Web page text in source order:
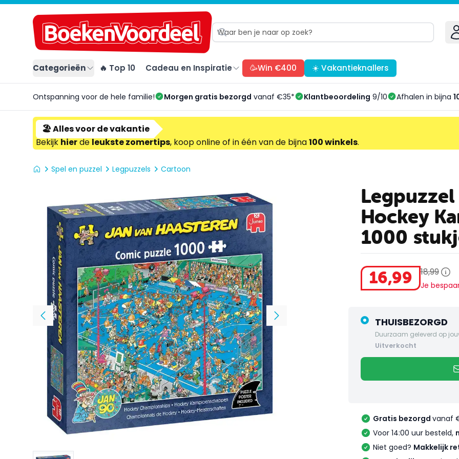
Categorieën 🔥 Top 10 Cadeau en Inspiratie 🥳Win €400 ☀️ Vakantieknallers
Ontspanning voor de hele familie! Morgen gratis bezorgd vanaf €35* Klantbeoordeling 9/10 Afhalen in bijna
🏖️ Alles voor de vakantie
Bekijkhierdeleukste zomertips, koop online of in één van de bijna100 winkels.
Spel en puzzel Legpuzzels Cartoon
Hockey
1000
16,99 18,99
Je
THUISBEZORGD
Duurzaam geleverd op
uitverkocht
Gratis bezorgd vanaf
Voor 14:00 uur besteld,
Niet goed? Makkelijk